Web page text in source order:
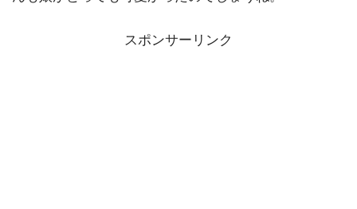
スポンサーリンク